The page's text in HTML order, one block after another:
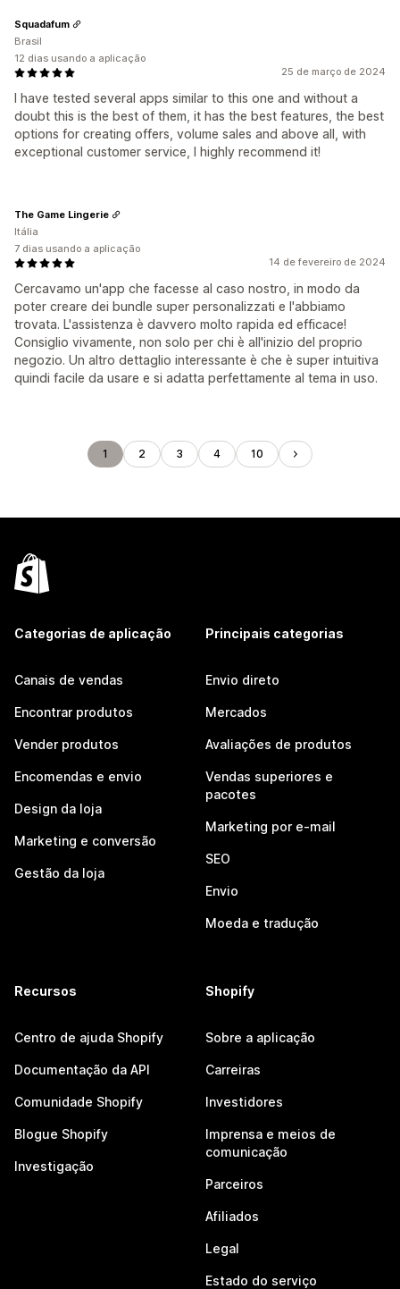
25 de março de 2024
I have tested several apps similar to this one and without a
doubt this is the best of them, it has the best features, the best
options for creating offers, volume sales and above all, with
exceptional customer service, I highly recommend it!
Squadafum
Brasil
12 dias usando a aplicação
14 de fevereiro de 2024
Cercavamo un'app che facesse al caso nostro, in modo da
poter creare dei bundle super personalizzati e l'abbiamo
trovata. L'assistenza è davvero molto rapida ed efficace!
Consiglio vivamente, non solo per chi è all'inizio del proprio
negozio. Un altro dettaglio interessante è che è super intuitiva
quindi facile da usare e si adatta perfettamente al tema in uso.
The Game Lingerie
Itália
7 dias usando a aplicação
1 2 3 4 10
Categorias de aplicação
Canais de vendas
Encontrar produtos
Vender produtos
Encomendas e envio
Design da loja
Marketing e conversão
Gestão da loja
Principais categorias
Envio direto
Mercados
Avaliações de produtos
Vendas superiores e
pacotes
Marketing por e-mail
SEO
Envio
Moeda e tradução
Recursos
Centro de ajuda Shopify
Documentação da API
Comunidade Shopify
Blogue Shopify
Investigação
Shopify
Sobre a aplicação
Carreiras
Investidores
Imprensa e meios de
comunicação
Parceiros
Afiliados
Legal
Estado do serviço